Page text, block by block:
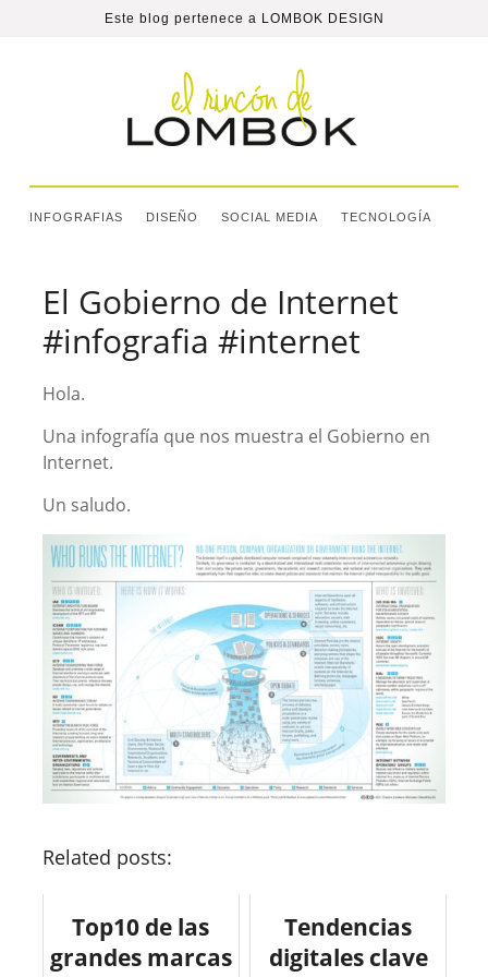
Este blog pertenece a LOMBOK DESIGN
INFOGRAFIAS DISEÑO SOCIAL MEDIA TECNOLOGÍA
El Gobierno de Internet
#infografia #internet
Hola.
Una infografía que nos muestra el Gobierno en
Internet.
Un saludo.
Related posts:
Top10 de las
grandes marcas
Tendencias
digitales clave